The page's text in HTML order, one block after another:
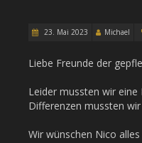
23. Mai 2023 Michael
Liebe Freunde der
Leider mussten wir
Differenzen mussten
Wir wünschen Nico